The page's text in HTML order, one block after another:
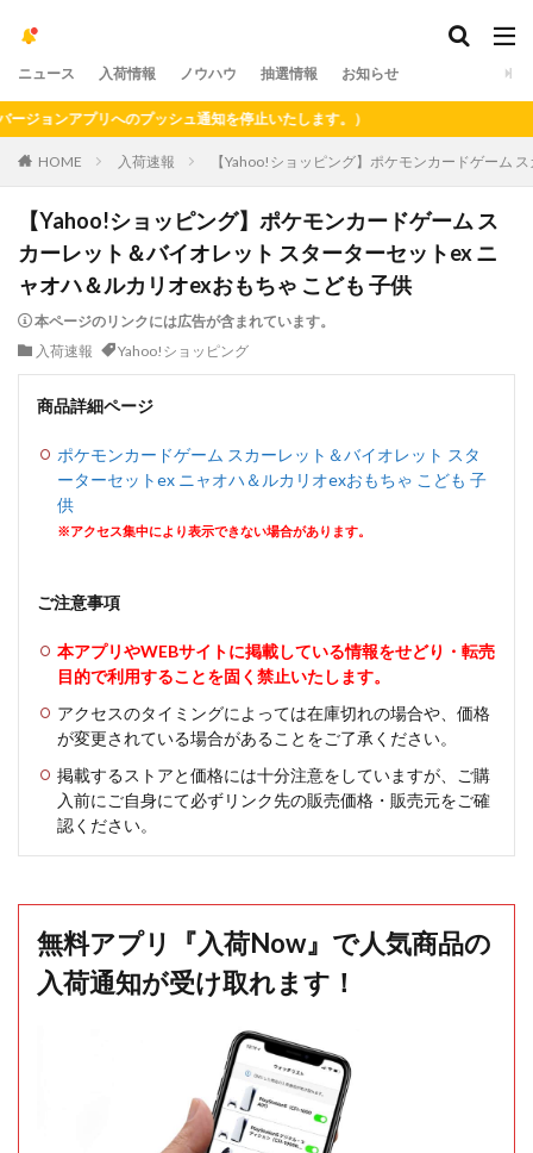
ニュース 入荷情報 ノウハウ 抽選情報 お知らせ
アプリへのプッシュ通知を停止いたします。）
HOME 入荷速報 【Yahoo!ショッピング】ポケモンカードゲーム
【Yahoo!ショッピング】ポケモンカードゲーム ス
カーレット＆バイオレット スターターセットex ニ
ャオハ＆ルカリオexおもちゃ こども 子供
本ページのリンクには広告が含まれています。
入荷速報
Yahoo!ショッピング
商品詳細ページ
ポケモンカードゲーム スカーレット＆バイオレット スタ
ーターセットex ニャオハ＆ルカリオexおもちゃ こども 子
供
※アクセス集中により表示できない場合があります。
ご注意事項
本アプリやWEBサイトに掲載している情報をせどり・転売
目的で利用することを固く禁止いたします。
アクセスのタイミングによっては在庫切れの場合や、価格
が変更されている場合があることをご了承ください。
掲載するストアと価格には十分注意をしていますが、ご購
入前にご自身にて必ずリンク先の販売価格・販売元をご確
認ください。
無料アプリ『入荷Now』で人気商品の
入荷通知が受け取れます！